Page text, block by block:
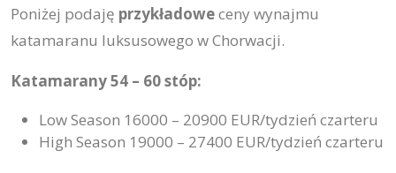
Poniżej podaję przykładoweceny wynajmu
katamaranu luksusowego w Chorwacji.
Katamarany 54 – 60 stóp:
Low Season 16000 – 20900 EUR/tydzień czarteru
High Season 19000 – 27400 EUR/tydzień czarteru